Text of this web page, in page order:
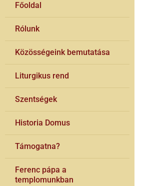
Főoldal
Rólunk
Közösségeink bemutatása
Liturgikus rend
Szentségek
Historia Domus
Támogatna?
Ferenc pápa a
templomunkban